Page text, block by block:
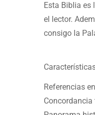
Esta Biblia es
el lector.
consigo la
Referencias